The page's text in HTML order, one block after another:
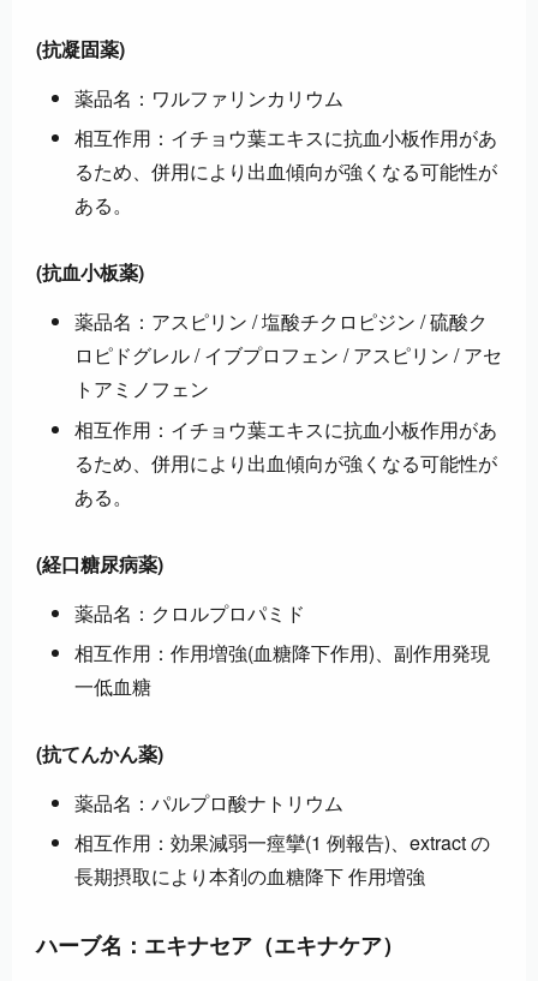
(抗凝固薬)
薬品名：ワルファリンカリウム
相互作用：イチョウ葉エキスに抗血小板作用があ
るため、併用により出血傾向が強くなる可能性が
ある。
(抗血小板薬)
薬品名：アスピリン / 塩酸チクロピジン / 硫酸ク
ロピドグレル / イブプロフェン / アスピリン / アセ
トアミノフェン
相互作用：イチョウ葉エキスに抗血小板作用があ
るため、併用により出血傾向が強くなる可能性が
ある。
(経口糖尿病薬)
薬品名：クロルプロパミド
相互作用：作用増強(血糖降下作用)、副作用発現
一低血糖
(抗てんかん薬)
薬品名：パルプロ酸ナトリウム
相互作用：効果減弱一痙攣(1 例報告)、extract の
長期摂取により本剤の血糖降下 作用増強
ハーブ名：エキナセア（エキナケア）